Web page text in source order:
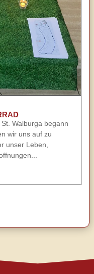
Walburga begann
wir uns auf zu
unser Leben,